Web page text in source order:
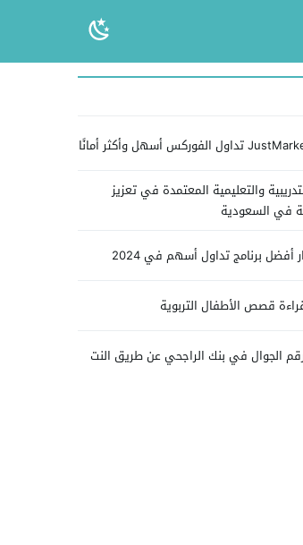
والتعليمية المعتمدة في تعزيز
في السعودية
أفضل برنامج تداول أسهم في 2024
قصص الأطفال التربوية
الجوال في بنك الراجحي عن طريق النت